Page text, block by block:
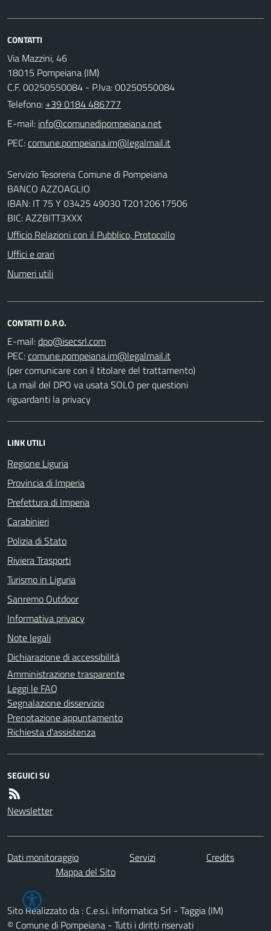
CONTATTI
Via Mazzini, 46
18015 Pompeiana (IM)
C.F. 00250550084 - P.Iva: 00250550084
Telefono: +39 0184 486777
E-mail:
PEC:
Servizio Tesoreria Comune di Pompeiana
BANCO AZZOAGLIO
IBAN: IT 75 Y 03425 49030 T20120617506
BIC: AZZBITT3XXX
Ufficio Relazioni con il Pubblico, Protocollo
Uffici e orari
Numeri utili
CONTATTI D.P.O.
E-mail:
PEC:
(per comunicare con il titolare del trattamento)
La mail del DPO va usata SOLO per questioni
riguardanti la privacy
LINK UTILI
Regione Liguria
Provincia di Imperia
Prefettura di Imperia
Carabinieri
Polizia di Stato
Riviera Trasporti
Turismo in Liguria
Sanremo Outdoor
Informativa privacy
Note legali
Dichiarazione di accessibilità
Amministrazione trasparente
Leggi le FAQ
Segnalazione disservizio
Prenotazione appuntamento
Richiesta d'assistenza
SEGUICI SU
Newsletter
Dati monitoraggio Servizi
Credits
Mappa del Sito
Sito Realizzato da : C.e.s.i. Informatica Srl - Taggia (IM)
© Comune di Pompeiana - Tutti i diritti riservati